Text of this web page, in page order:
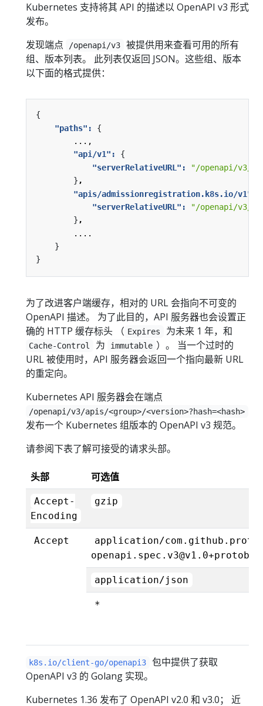
Kubernetes 支持将其 API 的描述以 OpenAPI v3 形式
发布。
发现端点
/openapi/v3
被提供用来查看可用的所有
组、版本列表。 此列表仅返回 JSON。这些组、版本
以下面的格式提供：
{
"paths": {
...,
"api/v1": {
"serverRelativeURL":
"/openapi/v3/api/
} ,
"apis/admissionregistration.k8s.io/v1":
"serverRelativeURL":
"/openapi/v3/apis/
},
....
}
}
为了改进客户端缓存，相对的 URL 会指向不可变的
OpenAPI 描述。 为了此目的，API 服务器也会设置正
确的 HTTP 缓存标头 （ Expires 为未来 1 年，和
Cache-Control 为 immutable ）。 当一个过时的
URL 被使用时，API 服务器会返回一个指向最新 URL
的重定向。
Kubernetes API 服务器会在端点
/openapi/v3/apis/<group>/<version>?hash=<hash>
发布一个 Kubernetes 组版本的 OpenAPI v3 规范。
请参阅下表了解可接受的请求头部。
头部 可选值
Accept-
Encoding
gzip
Accept
application/
openapi.spec.v3@v1.0+protobuf
application/json
*
k8s.io/client-go/openapi3
包中提供了获取
OpenAPI v3 的 Golang 实现。
Kubernetes 1.36 发布了 OpenAPI v2.0 和 v3.0； 近